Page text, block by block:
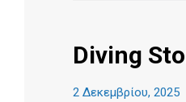
Diving
2 Δεκεμβρίου, 2025